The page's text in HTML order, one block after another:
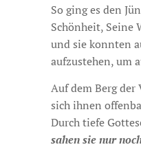
So ging es den
Schönheit, Seine
und sie konnten
aufzustehen, um
Auf dem Berg der
sich ihnen
Durch tiefe
sahen sie nur